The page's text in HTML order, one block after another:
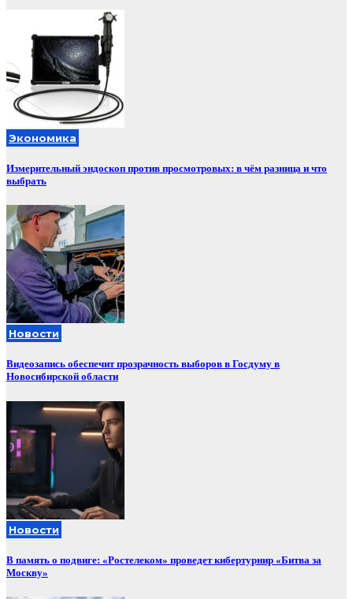
Экономика
Измерительный эндоскоп против просмотровых: в чём разница и что
выбрать
Новости
Видеозапись обеспечит прозрачность выборов в Госдуму в
Новосибирской области
Новости
В память о подвиге: «Ростелеком» проведет кибертурнир «Битва за
Москву»